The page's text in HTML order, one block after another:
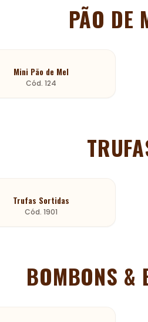
PÃO DE
Mini Pão de Mel
Cód. 124
Trufas Sortidas
Cód. 1901
BOMBONS &